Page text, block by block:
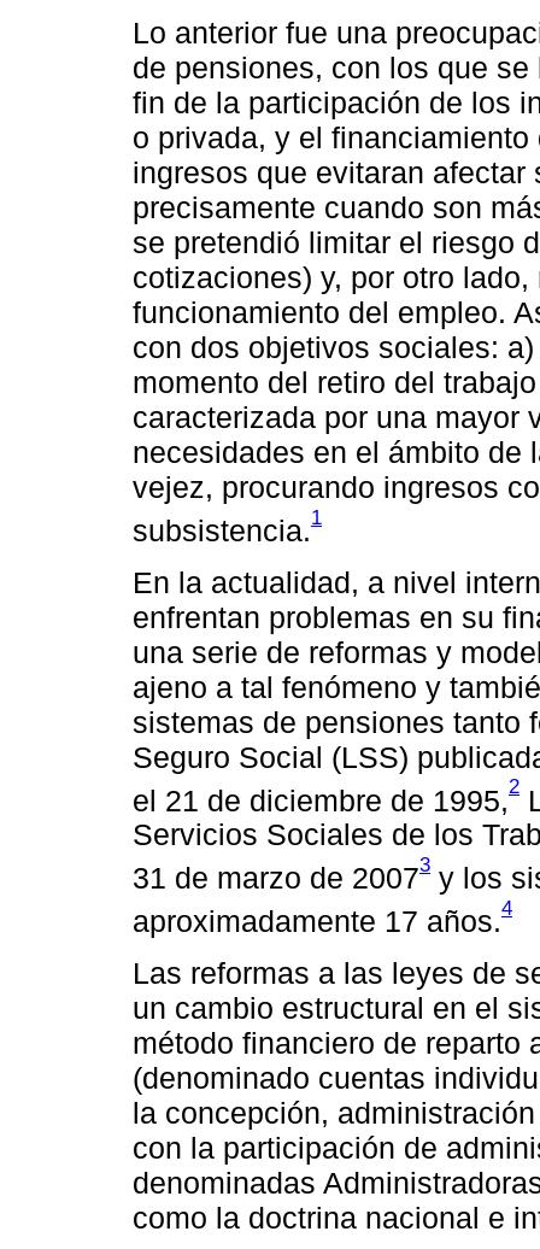
Lo anterior fue una
de pensiones, con los que
fin de la participación de los
o privada, y el
ingresos que evitaran
precisamente cuando son
se pretendió limitar el riesgo
cotizaciones) y, por otro
funcionamiento del empleo.
con dos objetivos sociales:
momento del retiro del
caracterizada por una mayor
necesidades en el ámbito de
vejez, procurando ingresos
subsistencia.1
En la actualidad, a nivel
enfrentan problemas en su
una serie de reformas y
ajeno a tal fenómeno y
sistemas de pensiones tanto
Seguro Social (LSS)
el 21 de diciembre de 1995,2
Servicios Sociales de los
31 de marzo de 20073 y los
aproximadamente 17 años.4
Las reformas a las leyes de
un cambio estructural en el
método financiero de reparto
(denominado cuentas
la concepción,
con la participación de
denominadas
como la doctrina nacional e